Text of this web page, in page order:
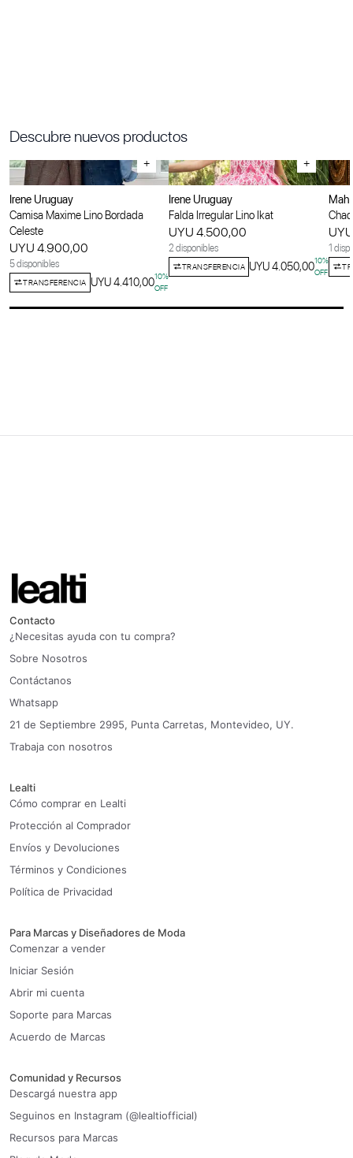
Descubre nuevos productos
+
Irene Uruguay
Camisa Maxime Lino Bordada
Celeste
UYU 4.900,00
5 disponibles
TRANSFERENCIA UYU 4.410,0010%
OFF
+
Irene Uruguay
Falda Irregular Lino Ikat
UYU 4.500,00
2 disponibles
TRANSFERENCIA UYU 4.050,0010%
OFF
1
Contacto
¿Necesitas ayuda con tu compra?
Sobre Nosotros
Contáctanos
Whatsapp
21 de Septiembre 2995, Punta Carretas, Montevideo, UY.
Trabaja con nosotros
Lealti
Cómo comprar en Lealti
Protección al Comprador
Envíos y Devoluciones
Términos y Condiciones
Política de Privacidad
Para Marcas y Diseñadores de Moda
Comenzar a vender
Iniciar Sesión
Abrir mi cuenta
Soporte para Marcas
Acuerdo de Marcas
Comunidad y Recursos
Descargá nuestra app
Seguinos en Instagram (@lealtiofficial)
Recursos para Marcas